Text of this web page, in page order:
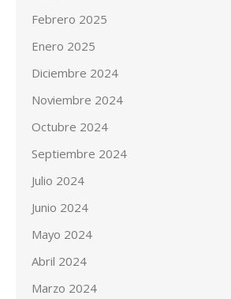
Febrero 2025
Enero 2025
Diciembre 2024
Noviembre 2024
Octubre 2024
Septiembre 2024
Julio 2024
Junio 2024
Mayo 2024
Abril 2024
Marzo 2024